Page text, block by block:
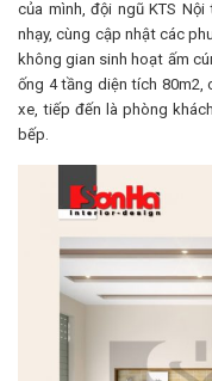
của mình, đội ngũ KTS
nhạy, cùng cập nhật các
không gian sinh hoạt ấm
ống 4 tầng diện tích 80m2,
xe, tiếp đến là phòng
bếp.